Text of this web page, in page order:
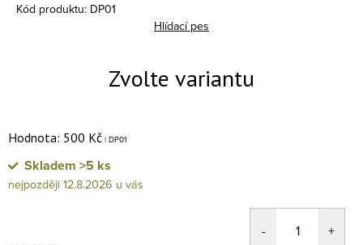
Kód produktu: DP01
Hlídací pes
Hodnota: 500 Kč | DP01
Skladem >5 ks
12.8.2026